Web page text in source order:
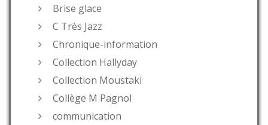
Brise glace
C Très Jazz
Chronique-information
Collection Hallyday
Collection Moustaki
Collège M Pagnol
communication